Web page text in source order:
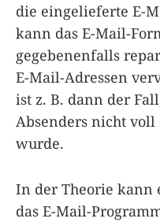
die eingelieferte E-
kann das E-Mail-
gegebenenfalls
E-Mail-Adressen
ist z. B. dann der
Absenders nicht
wurde.
In der Theorie kann
das E-Mail-